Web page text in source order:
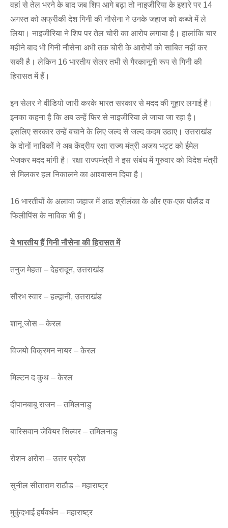
वहां से तेल भरने के बाद जब शिप आगे बढ़ा तो नाइजीरिया के इशारे पर 14
अगस्त को अफ्रीकी देश गिनी की नौसेना ने उनके जहाज को कब्जे में ले
लिया। नाइजीरिया ने शिप पर तेल चोरी का आरोप लगाया है। हालांकि चार
महीने बाद भी गिनी नौसेना अभी तक चोरी के आरोपों को साबित नहीं कर
सकी है। लेकिन 16 भारतीय सेलर तभी से गैरकानूनी रूप से गिनी की
हिरासत में हैं।
इन सेलर ने वीडियो जारी करके भारत सरकार से मदद की गुहार लगाई है।
इनका कहना है कि अब उन्हें फिर से नाइजीरिया ले जाया जा रहा है।
इसलिए सरकार उन्हें बचाने के लिए जल्द से जल्द कदम उठाए। उत्तराखंड
के दोनों नाविकों ने अब केंद्रीय रक्षा राज्य मंत्री अजय भट्ट को ईमेल
भेजकर मदद मांगी है। रक्षा राज्यमंत्री ने इस संबंध में गुरुवार को विदेश मंत्री
से मिलकर हल निकालने का आश्वासन दिया है।
16 भारतीयों के अलावा जहाज में आठ श्रीलंका के और एक-एक पोलैंड व
फिलीपिंस के नाविक भी हैं।
ये भारतीय हैं गिनी नौसेना की हिरासत में
तनुज मेहता – देहरादून, उत्तराखंड
सौरभ स्वार – हल्द्वानी, उत्तराखंड
शानू जोस – केरल
विजयो विक्रमन नायर – केरल
मिल्टन द कुथ – केरल
दीपानबाबू राजन – तमिलनाडु
बारिसवान जेवियर सिल्वर – तमिलनाडु
रोशन अरोरा – उत्तर प्रदेश
सुनील सीताराम राठौड – महाराष्ट्र
मुकुंदभाई हर्षवर्धन – महाराष्ट्र